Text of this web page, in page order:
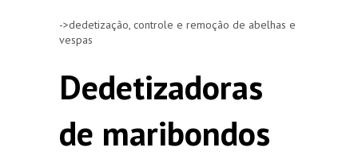
->dedetização, controle e remoção de abelhas e
vespas
Dedetizadoras
de maribondos